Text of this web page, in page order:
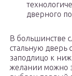
дверного
В большинстве
стальную дверь
заподлицо к
желании можно